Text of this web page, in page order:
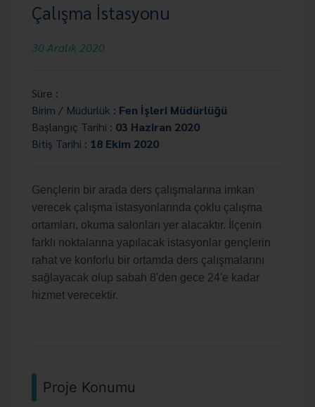
Çalışma İstasyonu
30 Aralık 2020
Süre :
Birim / Müdürlük : Fen İşleri Müdürlüğü
Başlangıç Tarihi : 03 Haziran 2020
Bitiş Tarihi : 18 Ekim 2020
Gençlerin bir arada ders çalışmalarına imkan
verecek çalışma istasyonlarında çoklu çalışma
ortamları, okuma salonları yer alacaktır. İlçenin
farklı noktalarına yapılacak istasyonlar gençlerin
rahat ve konforlu bir ortamda ders çalışmalarını
sağlayacak olup sabah 8'den gece 24'e kadar
hizmet verecektir.
Proje Konumu